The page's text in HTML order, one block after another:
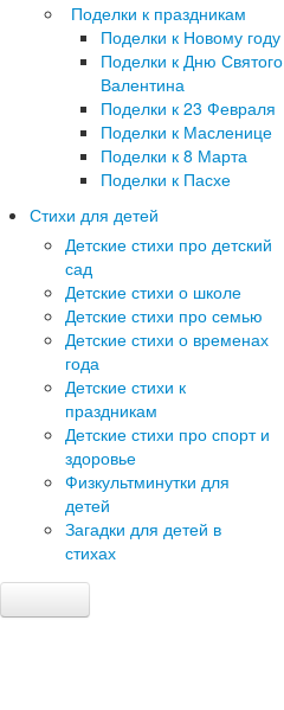
Поделки к праздникам
Поделки к Новому году
Поделки к Дню Святого
Валентина
Поделки к 23 Февраля
Поделки к Масленице
Поделки к 8 Марта
Поделки к Пасхе
Стихи для детей
Детские стихи про детский
сад
Детские стихи о школе
Детские стихи про семью
Детские стихи о временах
года
Детские стихи к
праздникам
Детские стихи про спорт и
здоровье
Физкультминутки для
детей
Загадки для детей в
стихах